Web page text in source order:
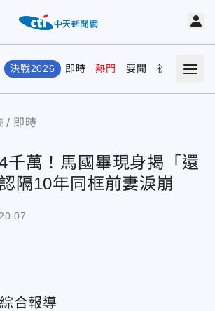
決戰2026 即時 熱門 要聞 社會 娛樂
即時
千萬！馬國畢現身揭「還
隔10年同框前妻淚崩
合報導